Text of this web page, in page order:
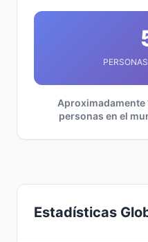
Aproximadamente
personas en el
Estadísticas